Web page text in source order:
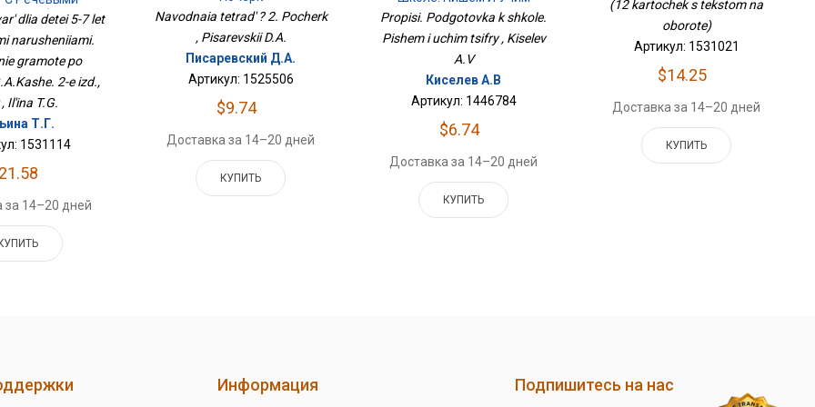
Обучение
2-Е Изд., Испр
dlia detei 5-7 let
narusheniiami.
gramote po
2-e izd.,
Il'ina T.G.
Т.Г.
1531114
за 14–20 дней
КУПИТЬ
Navodnaia tetrad' ? 2. Pocherk
, Pisarevskii D.A.
Писаревский Д.А.
Артикул: 1525506
$9.74
Доставка за 14–20 дней
КУПИТЬ
Цифры
Propisi. Podgotovka k shkole.
Pishem i uchim tsifry , Kiselev
A.V
Киселев А.В
Артикул: 1446784
$6.74
Доставка за 14–20 дней
КУПИТЬ
(12 kartochek s tekstom na
oborote)
Артикул: 1531021
$14.25
Доставка за 14–20 дней
КУПИТЬ
Информация Подпишитесь на нас